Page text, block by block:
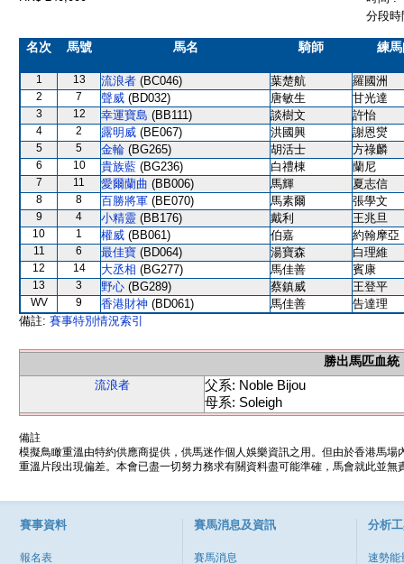
分段
名次 馬號 馬名 騎師 練
1 13 流浪者 (BC046) 葉楚航 羅國洲
2 7 聲威 (BD032) 唐敏生 甘光達
3 12 幸運寶島 (BB111) 談樹文 許怡
4 2 露明威 (BE067) 洪國興 謝恩爕
5 5 金輪 (BG265) 胡活士 方祿麟
6 10 貴族藍 (BG236) 白禮棟 蘭尼
7 11 愛爾蘭曲 (BB006) 馬輝 夏志信
8 8 百勝將軍 (BE070) 馬素爾 張學文
9 4 小精靈 (BB176) 戴利 王兆旦
10 1 權威 (BB061) 伯嘉 約翰摩亞
11 6 最佳寶 (BD064) 湯寶森 白理維
12 14 大丞相 (BG277) 馬佳善 賓康
13 3 野心 (BG289) 蔡鎮威 王登平
WV 9 香港財神 (BD061) 馬佳善
告達理
備註: 賽事特別情況索引
勝出馬匹血統
流浪者
父系: Noble Bijou
母系: Soleigh
備註
模擬鳥瞰重溫由特約供應商提供，供馬迷作個人娛樂資訊之用。但由於香港馬
重溫片段出現偏差。本會已盡一切努力務求有關資料盡可能準確，馬會就此並
賽事資料
報名表
賽馬消息及資訊
賽馬消息
分析
速勢能